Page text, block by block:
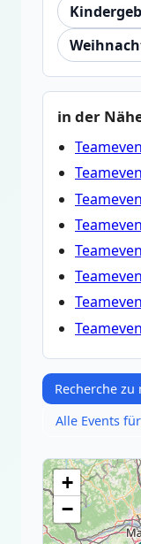
in der
Recherche
Alle Events
+
−